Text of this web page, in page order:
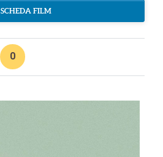
SCHEDA FILM
0